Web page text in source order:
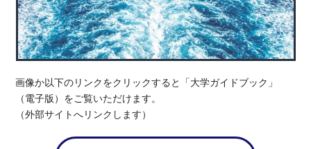
画像か以下のリンクをクリックすると「大学ガイドブック」
（電子版）をご覧いただけます。
（外部サイトへリンクします）